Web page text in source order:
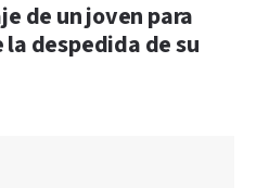
de un joven para
despedida de su